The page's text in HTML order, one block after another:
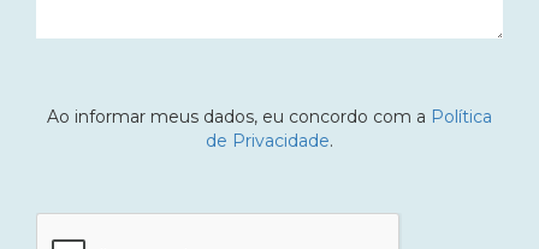
Ao informar meus dados, eu concordo com a Política
de Privacidade.